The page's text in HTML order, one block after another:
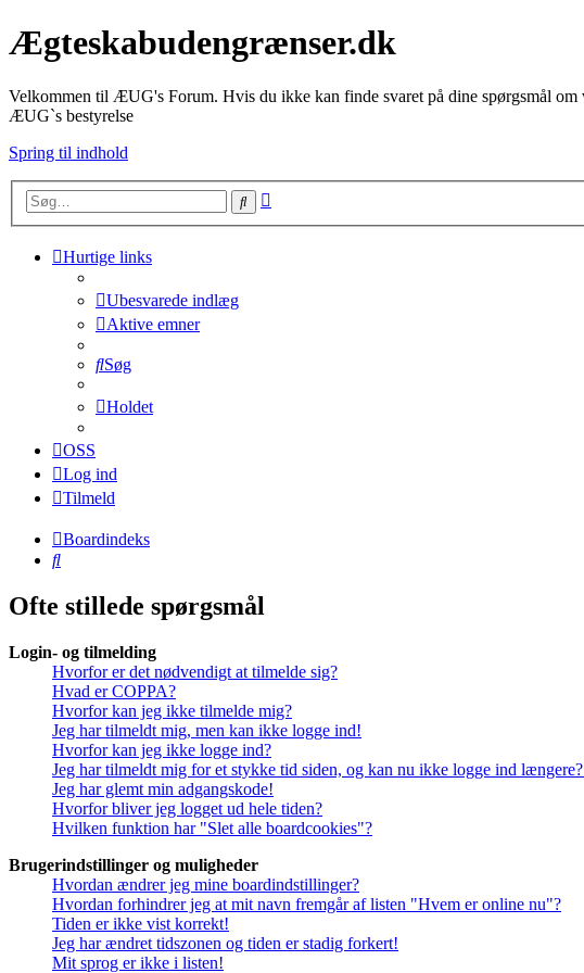
Ægteskabudengrænser.dk
Velkommen til ÆUG's Forum. Hvis du ikke kan finde svaret på dine spørgsmål
ÆUG`s bestyrelse
Spring til indhold
Søg
Hurtige links
Ubesvarede indlæg
Aktive emner
Søg
Holdet
OSS
Log ind
Tilmeld
Boardindeks
Søg
Ofte stillede spørgsmål
Login- og tilmelding
Hvorfor er det nødvendigt at tilmelde sig?
Hvad er COPPA?
Hvorfor kan jeg ikke tilmelde mig?
Jeg har tilmeldt mig, men kan ikke logge ind!
Hvorfor kan jeg ikke logge ind?
Jeg har tilmeldt mig for et stykke tid siden, og kan nu ikke logge ind
Jeg har glemt min adgangskode!
Hvorfor bliver jeg logget ud hele tiden?
Hvilken funktion har "Slet alle boardcookies"?
Brugerindstillinger og muligheder
Hvordan ændrer jeg mine boardindstillinger?
Hvordan forhindrer jeg at mit navn fremgår af listen "Hvem er online nu"?
Tiden er ikke vist korrekt!
Jeg har ændret tidszonen og tiden er stadig forkert!
Mit sprog er ikke i listen!